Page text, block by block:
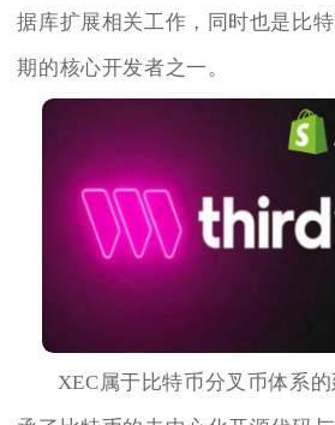
据库扩展相关工作，同时也是比
期的核心开发者之一。
XEC属于比特币分叉币体系